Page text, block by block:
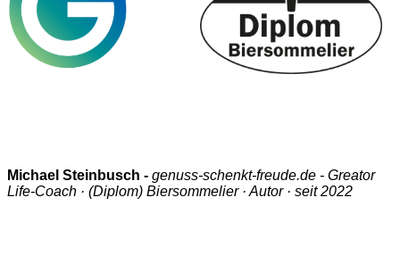
Michael Steinbusch - genuss-schenkt-freude.de - Greator
Life-Coach · (Diplom) Biersommelier · Autor · seit 2022